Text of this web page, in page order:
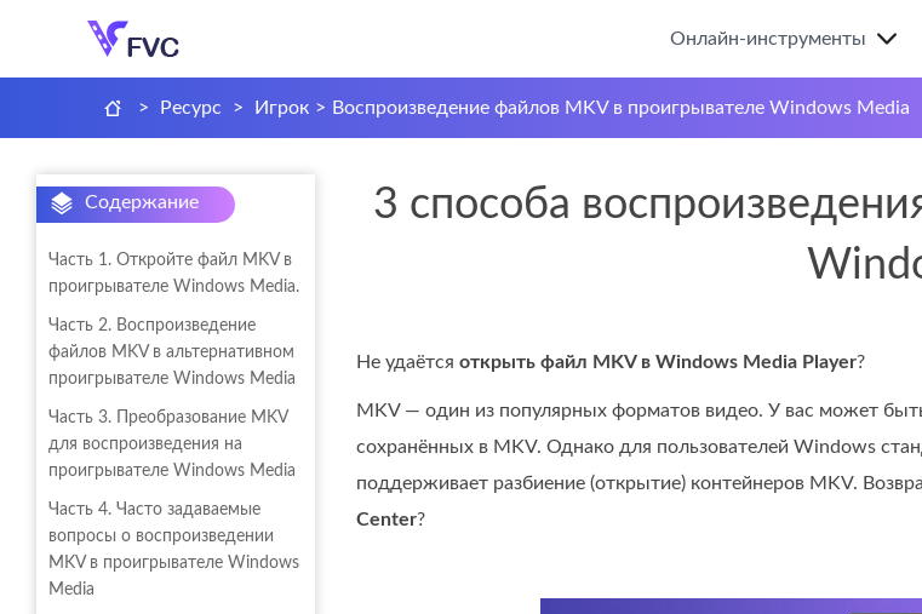
Онлайн-инструменты
> Ресурс > Игрок > Воспроизведение файлов MKV в проигрывателе Windows Media
Содержание
Часть 1. Откройте файл MKV в
проигрывателе Windows Media.
Часть 2. Воспроизведение
файлов MKV в альтернативном
проигрывателе Windows Media
Часть 3. Преобразование MKV
для воспроизведения на
проигрывателе Windows Media
Часть 4. Часто задаваемые
вопросы о воспроизведении
MKV в проигрывателе Windows
Media
3 способа
Не удаётся открыть файл MKV в Windows Media Player?
MKV — один из популярных форматов видео. У вас может
сохранённых в MKV. Однако для пользователей Windows
поддерживает разбиение (открытие) контейнеров MKV.
Center?